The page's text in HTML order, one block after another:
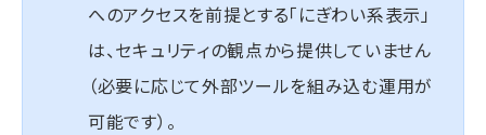
へのアクセスを前提とする「にぎわい系表示」
は、セキュリティの観点から提供していません
（必要に応じて外部ツールを組み込む運用が
可能です）。